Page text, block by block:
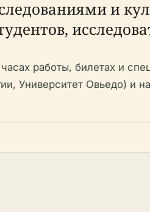
и
работы, билетах и
Университет Овьедо) и